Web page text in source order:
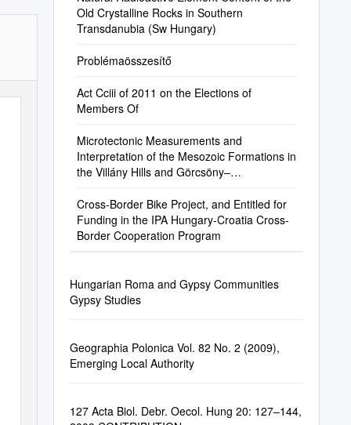
Old Crystalline Rocks in Southern
Transdanubia (Sw Hungary)
Problémaösszesítő
Act Cciii of 2011 on the Elections of
Members Of
Microtectonic Measurements and
Interpretation of the Mesozoic Formations in
the Villány Hills and Görcsöny–
Cross-Border Bike Project, and Entitled for
Funding in the IPA Hungary-Croatia Cross-
Border Cooperation Program
Hungarian Roma and Gypsy Communities
Gypsy Studies
Geographia Polonica Vol. 82 No. 2 (2009),
Emerging Local Authority
127 Acta Biol. Debr. Oecol. Hung 20: 127–144,